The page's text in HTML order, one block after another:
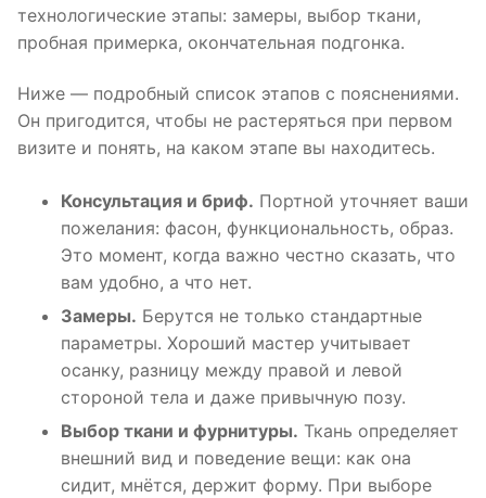
технологические этапы: замеры, выбор ткани,
пробная примерка, окончательная подгонка.
Ниже — подробный список этапов с пояснениями.
Он пригодится, чтобы не растеряться при первом
визите и понять, на каком этапе вы находитесь.
Консультация и бриф. Портной уточняет ваши
пожелания: фасон, функциональность, образ.
Это момент, когда важно честно сказать, что
вам удобно, а что нет.
Замеры. Берутся не только стандартные
параметры. Хороший мастер учитывает
осанку, разницу между правой и левой
стороной тела и даже привычную позу.
Выбор ткани и фурнитуры. Ткань определяет
внешний вид и поведение вещи: как она
сидит, мнётся, держит форму. При выборе